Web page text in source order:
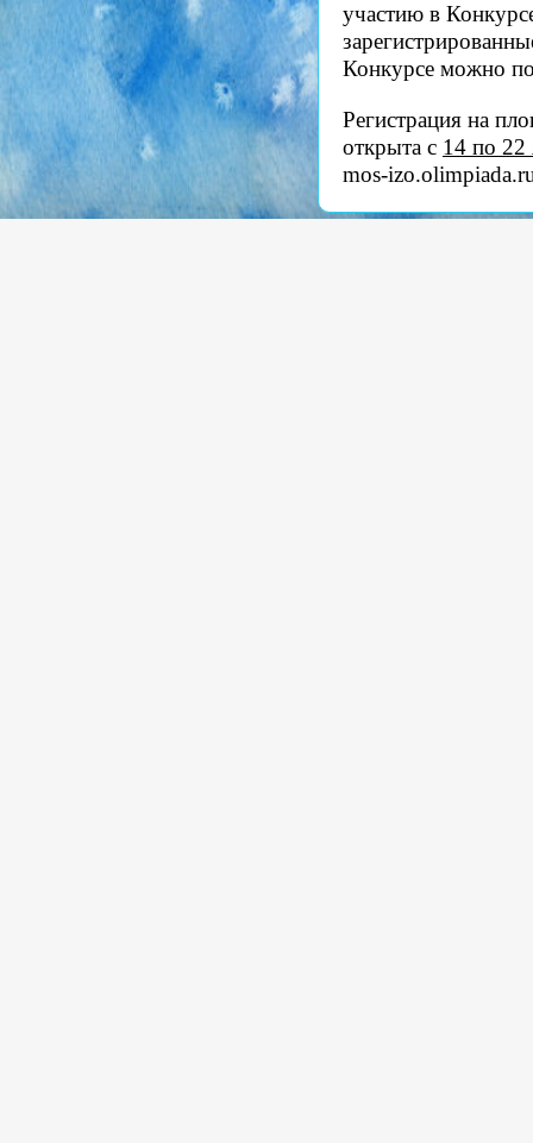
участию в
Конкурсе можно
Регистрация на
открыта с 14 по 22
mos-